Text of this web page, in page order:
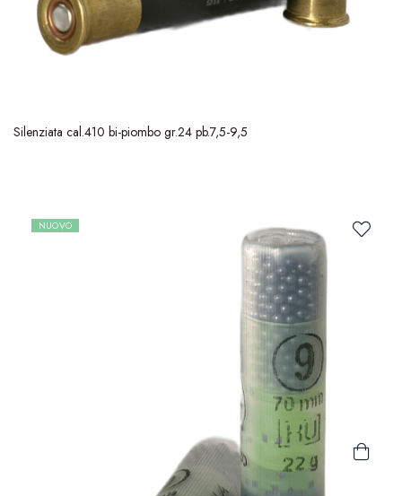
Silenziata cal.410 bi-piombo gr.24 pb.7,5-9,5
NUOVO